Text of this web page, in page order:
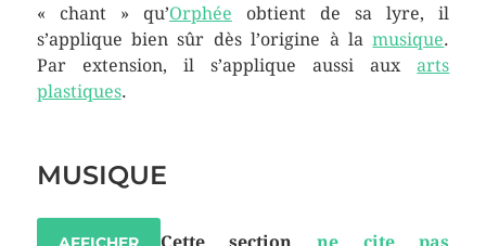
« chant » qu’Orphée obtient de sa lyre, il
s’applique bien sûr dès l’origine à lamusique.
Par extension, il s’applique aussi auxarts
plastiques.
MUSIQUE